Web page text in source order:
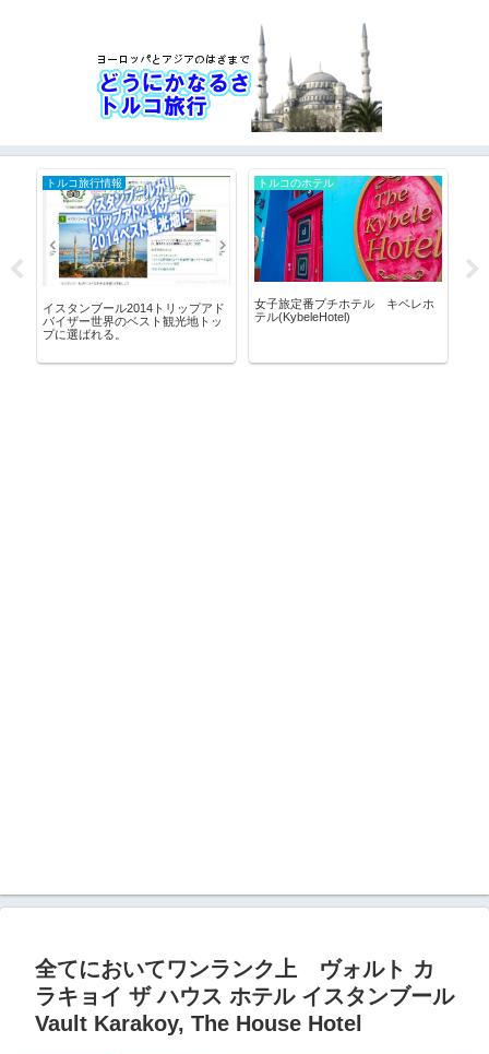
トルコ旅行情報
イスタンブール2014トリップアド
バイザー世界のベスト観光地トッ
プに選ばれる。
トルコのホテル
女子旅定番プチホテル キベレホ
テル(KybeleHotel)
全てにおいてワンランク上 ヴォルト カ
ラキョイ ザ ハウス ホテル イスタンブール
Vault Karakoy, The House Hotel